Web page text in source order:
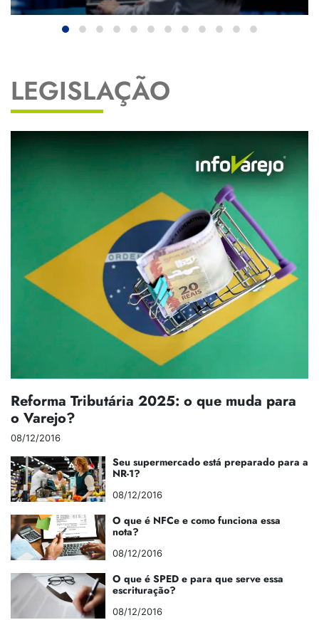
LEGISLAÇÃO
Reforma Tributária 2025: o que muda para
o Varejo?
08/12/2016
Seu supermercado está preparado para a
NR-1?
08/12/2016
O que é NFCe e como funciona essa
nota?
08/12/2016
O que é SPED e para que serve essa
escrituração?
08/12/2016